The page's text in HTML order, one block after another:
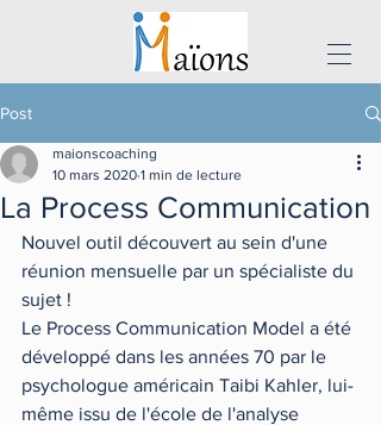
Post
La Process Communication
maionscoaching
10 mars 2020 1 min de lecture
Nouvel outil découvert au sein d'une
réunion mensuelle par un spécialiste du
sujet !
Le Process Communication Model a été
développé dans les années 70 par le
psychologue américain Taibi Kahler, lui-
même issu de l'école de l'analyse